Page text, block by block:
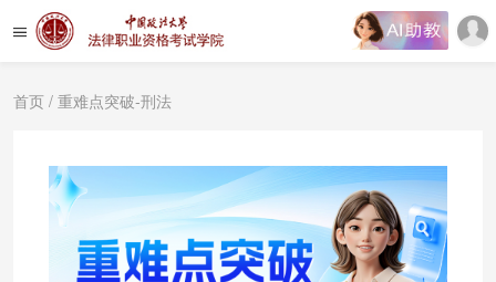
首页 / 重难点突破-刑法